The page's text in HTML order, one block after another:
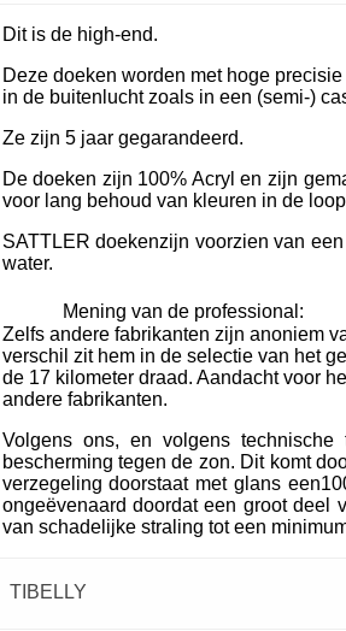
Dit is de high-end.
Deze doeken worden met hoge
in de buitenlucht zoals in een (semi-)
Ze zijn 5 jaar gegarandeerd.
De doeken zijn 100% Acryl en zijn
voor lang behoud van kleuren in de
SATTLER doekenzijn voorzien van
water.
Mening van de professional:
Zelfs andere fabrikanten zijn anoniem
verschil zit hem in de selectie van het
de 17 kilometer draad. Aandacht voor
andere fabrikanten.
Volgens ons, en volgens
bescherming tegen de zon. Dit komt
verzegeling doorstaat met glans
ongeëvenaard doordat een groot deel
van schadelijke straling tot een
TIBELLY